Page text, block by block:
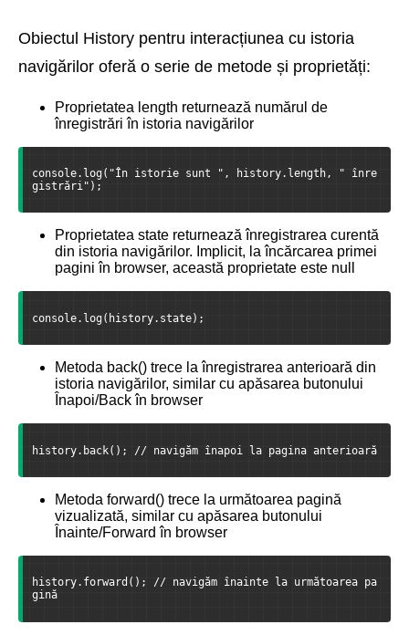
Obiectul History pentru interacțiunea cu istoria
navigărilor oferă o serie de metode și proprietăți:
Proprietatea length returnează numărul de
înregistrări în istoria navigărilor
console.log("În istorie sunt ", history.length, " înre
gistrări");
Proprietatea state returnează înregistrarea curentă
din istoria navigărilor. Implicit, la încărcarea primei
pagini în browser, această proprietate este null
console.log(history.state);
Metoda back() trece la înregistrarea anterioară din
istoria navigărilor, similar cu apăsarea butonului
Înapoi/Back în browser
history.back(); // navigăm înapoi la pagina anterioară
Metoda forward() trece la următoarea pagină
vizualizată, similar cu apăsarea butonului
Înainte/Forward în browser
history.forward(); // navigăm înainte la următoarea pa
gină